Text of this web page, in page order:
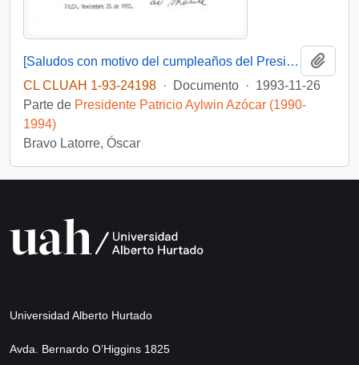
[Saludos con motivo del cumpleaños del Presidente]
CL CLUAH 1-93-24198 · Documento · 1993-11-26
Parte de Presidente Patricio Aylwin Azócar (1990-
1994)
Bravo Latorre, Óscar
Universidad Alberto Hurtado
Avda. Bernardo O’Higgins 1825